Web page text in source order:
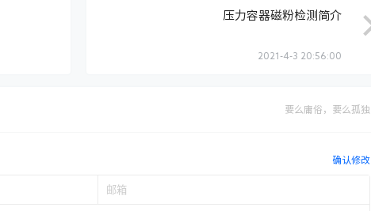
压力容器磁粉检测简介
2021-4-3 20:56:00
要么庸俗，要么孤独
确认修改